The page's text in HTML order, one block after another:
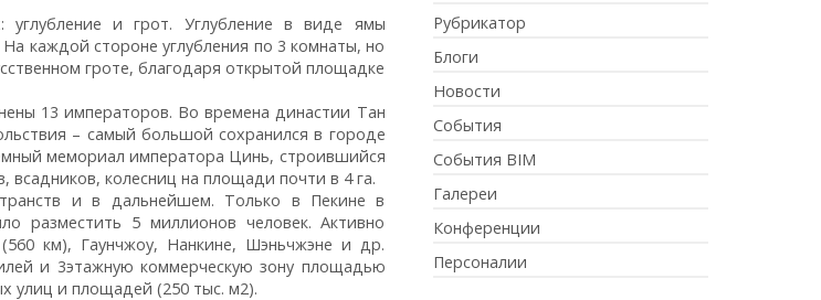
и грот. Углубление в виде ямы
каждой стороне углубления по 3 комнаты, но
гроте, благодаря открытой площадке
13 императоров. Во времена династии Тан
– самый большой сохранился в городе
мемориал императора Цинь, строившийся
всадников, колесниц на площади почти в 4 га.
и в дальнейшем. Только в Пекине в
разместить 5 миллионов человек. Активно
км), Гаунчжоу, Нанкине, Шэньчжэне и др.
и 3этажную коммерческую зону площадью
улиц и площадей (250 тыс. м2).
Рубрикатор
Блоги
Новости
События
События BIM
Галереи
Конференции
Персоналии